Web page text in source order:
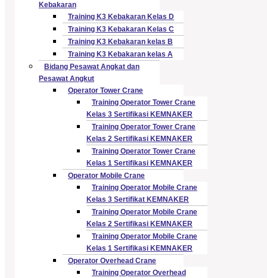
Kebakaran
Training K3 Kebakaran Kelas D
Training K3 Kebakaran Kelas C
Training K3 Kebakaran kelas B
Training K3 Kebakaran kelas A
Bidang Pesawat Angkat dan
Pesawat Angkut
Operator Tower Crane
Training Operator Tower Crane
Kelas 3 Sertifikasi KEMNAKER
Training Operator Tower Crane
Kelas 2 Sertifikasi KEMNAKER
Training Operator Tower Crane
Kelas 1 Sertifikasi KEMNAKER
Operator Mobile Crane
Training Operator Mobile Crane
Kelas 3 Sertifikat KEMNAKER
Training Operator Mobile Crane
Kelas 2 Sertifikasi KEMNAKER
Training Operator Mobile Crane
Kelas 1 Sertifikasi KEMNAKER
Operator Overhead Crane
Training Operator Overhead